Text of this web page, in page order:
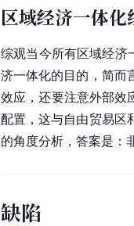
区域经济一体
综观当今所有区域经济
济一体化的目的，简而
效应，还要注意外部效
配置，这与自由贸易区
的角度分析，答案是：
缺陷